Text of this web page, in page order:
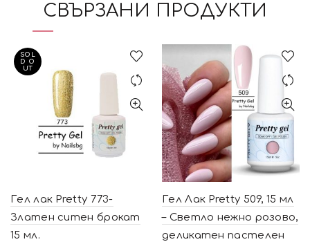
СВЪРЗАНИ ПРОДУКТИ
SOL
D O
UT
Гел лак Pretty 773-
Златен ситен брокат
15 мл.
Гел Лак Pretty 509, 15 мл
– Светло нежно розово,
деликатен пастелен